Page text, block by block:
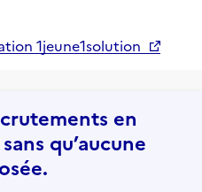
1jeune1solution
en
qu’aucune